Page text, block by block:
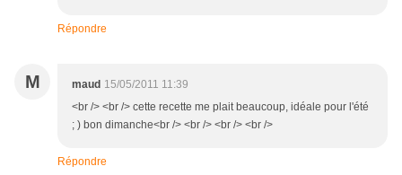
Répondre
M maud 15/05/2011 11:39
<br /> <br /> cette recette me plait beaucoup, idéale pour l'été
; ) bon dimanche<br /> <br /> <br /> <br />
Répondre